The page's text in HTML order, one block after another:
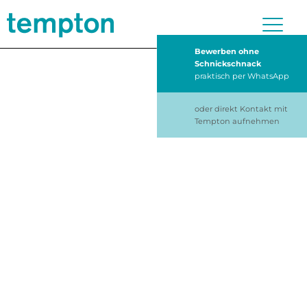
Bewerben ohne
Schnickschnack
praktisch per WhatsApp
oder direkt Kontakt mit
Tempton aufnehmen